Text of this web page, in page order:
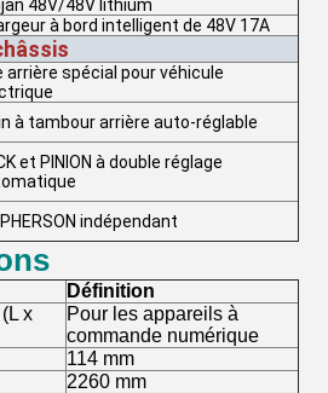
48V/48V lithium
à bord intelligent de 48V 17A
arrière spécial pour véhicule
à tambour arrière auto-réglable
et PINION à double réglage
indépendant
Définition
x
Pour les appareils à
commande numérique
114 mm
2260 mm